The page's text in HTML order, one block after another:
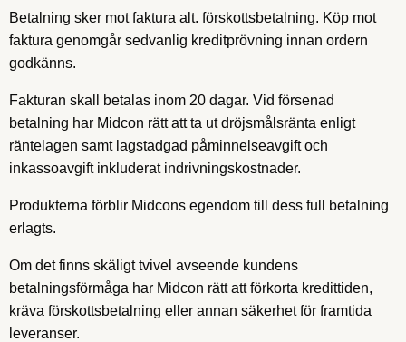
Betalning sker mot faktura alt. förskottsbetalning. Köp mot
faktura genomgår sedvanlig kreditprövning innan ordern
godkänns.
Fakturan skall betalas inom 20 dagar. Vid försenad
betalning har Midcon rätt att ta ut dröjsmålsränta enligt
räntelagen samt lagstadgad påminnelseavgift och
inkassoavgift inkluderat indrivningskostnader.
Produkterna förblir Midcons egendom till dess full betalning
erlagts.
Om det finns skäligt tvivel avseende kundens
betalningsförmåga har Midcon rätt att förkorta kredittiden,
kräva förskottsbetalning eller annan säkerhet för framtida
leveranser.